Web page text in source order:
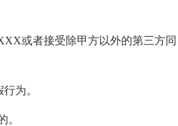
或者接受除甲方以外的第三方同
为。
。